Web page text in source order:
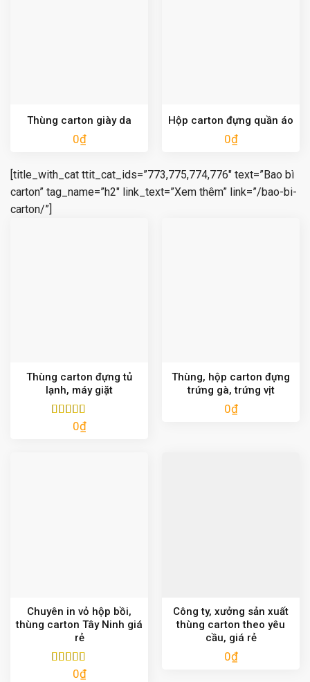
Thùng carton giày da
0₫
Hộp carton đựng quần áo
0₫
[title_with_cat ttit_cat_ids=”773,775,774,776″ text=”Bao bì
carton” tag_name=”h2″ link_text=”Xem thêm” link=”/bao-bi-
carton/”]
Thùng carton đựng tủ
lạnh, máy giặt
Được xếp
0₫
Thùng, hộp carton đựng
trứng gà, trứng vịt
0₫
Chuyên in vỏ hộp bồi,
thùng carton Tây Ninh giá
rẻ
Được xếp
0₫
Công ty, xưởng sản xuất
thùng carton theo yêu
cầu, giá rẻ
0₫